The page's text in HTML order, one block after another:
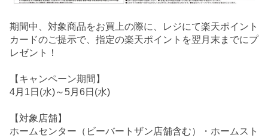
期間中、対象商品をお買上の際に、レジにて楽天ポイント
カードのご提示で、指定の楽天ポイントを翌月末までにプ
レゼント！
【キャンペーン期間】
4月1日(水)～5月6日(水)
【対象店舗】
ホームセンター（ビーバートザン店舗含む）・ホームスト